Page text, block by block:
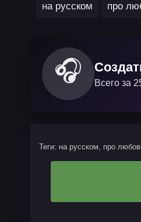
на русском
про
🎧 Всего за
Теги: на русском, про